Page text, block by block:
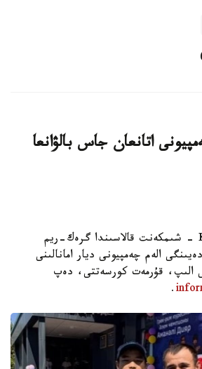
اتانعان جاس بالۋانعا
استانا. KAZINFORM - شىمكەنت قالاسىندا گرەك-ريم
17 جاسقا دەيىنگى الەم چەمپيونى ديار امانالىنى
الىپ، قۇرمەت كورسەتتى، دەپ
.